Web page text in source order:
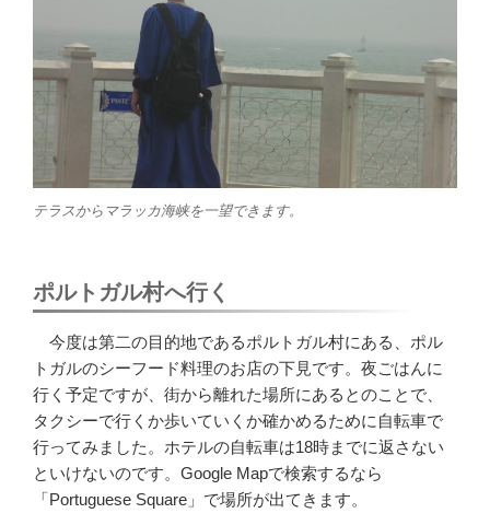
テラスからマラッカ海峡を一望できます。
ポルトガル村へ行く
今度は第二の目的地であるポルトガル村にある、ポル
トガルのシーフード料理のお店の下見です。夜ごはんに
行く予定ですが、街から離れた場所にあるとのことで、
タクシーで行くか歩いていくか確かめるために自転車で
行ってみました。ホテルの自転車は18時までに返さない
といけないのです。Google Mapで検索するなら
「Portuguese Square」で場所が出てきます。